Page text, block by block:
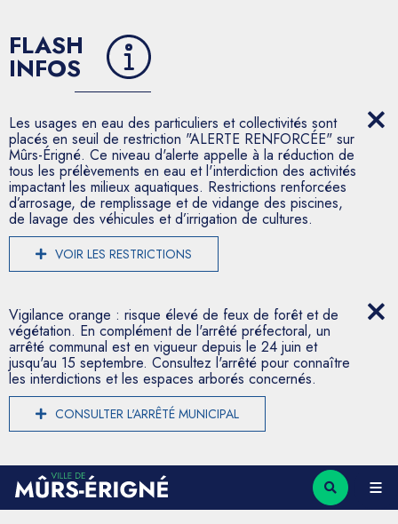
FLASH
INFOS
Les usages en eau des particuliers et collectivités sont
placés en seuil de restriction "ALERTE RENFORCÉE" sur
Mûrs-Érigné. Ce niveau d'alerte appelle à la réduction de
tous les prélèvements en eau et l'interdiction des activités
impactant les milieux aquatiques. Restrictions renforcées
d’arrosage, de remplissage et de vidange des piscines,
de lavage des véhicules et d’irrigation de cultures.
VOIR LES RESTRICTIONS
Vigilance orange : risque élevé de feux de forêt et de
végétation. En complément de l'arrêté préfectoral, un
arrêté communal est en vigueur depuis le 24 juin et
jusqu'au 15 septembre. Consultez l'arrêté pour connaître
les interdictions et les espaces arborés concernés.
CONSULTER L'ARRÊTÉ MUNICIPAL